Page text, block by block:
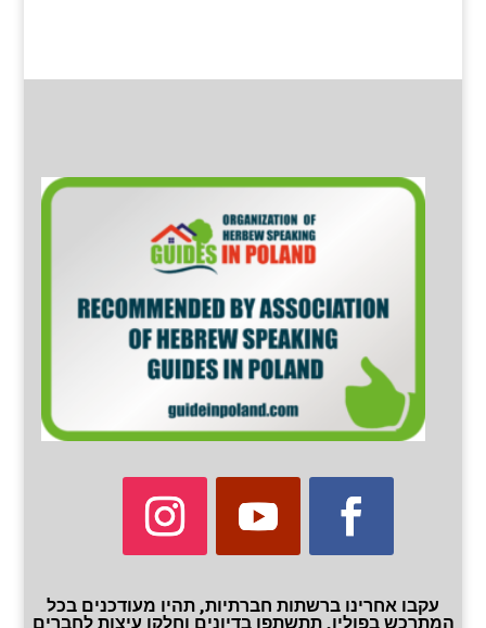
עקבו אחרינו ברשתות חברתיות, תהיו מעודכנים בכל
המתרכש בפולין, תתשתפו בדיונים וחלקו עיצות לחברים